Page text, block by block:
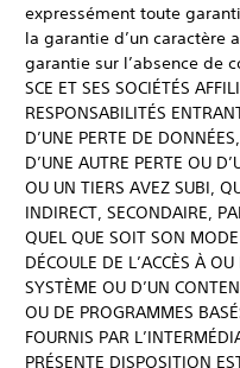
expressément toute
la garantie d’un caractère
garantie sur l’absence de
SCE ET SES SOCIÉTÉS
RESPONSABILITÉS
D’UNE PERTE DE
D’UNE AUTRE PERTE OU
OU UN TIERS AVEZ SUBI,
INDIRECT, SECONDAIRE,
QUEL QUE SOIT SON
DÉCOULE DE L’ACCÈS À
SYSTÈME OU D’UN
OU DE PROGRAMMES
FOURNIS PAR
PRÉSENTE DISPOSITION